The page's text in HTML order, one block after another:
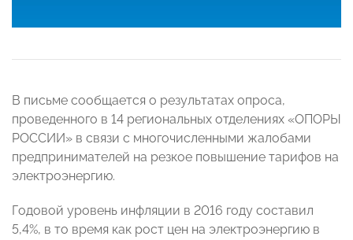
В письме сообщается о результатах опроса,
проведенного в 14 региональных отделениях «ОПОРЫ
РОССИИ» в связи с многочисленными жалобами
предпринимателей на резкое повышение тарифов на
электроэнергию.
Годовой уровень инфляции в 2016 году составил
5,4%, в то время как рост цен на электроэнергию в